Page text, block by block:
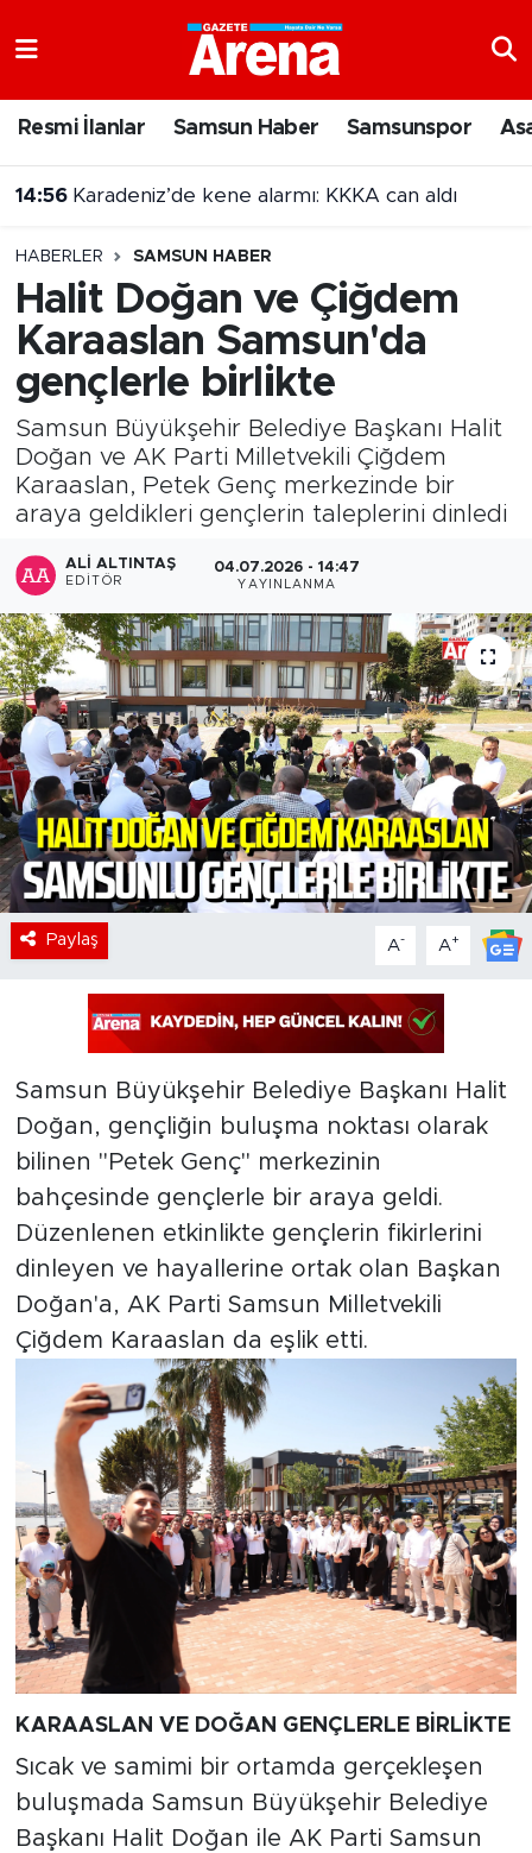
Resmi İlanlar Samsun Haber Samsunspor
14:56 Karadeniz’de kene alarmı: KKKA can aldı
HABERLER SAMSUN HABER
Halit Doğan ve Çiğdem
Karaaslan Samsun'da
gençlerle birlikte
Samsun Büyükşehir Belediye Başkanı Halit
Doğan ve AK Parti Milletvekili Çiğdem
Karaaslan, Petek Genç merkezinde bir
araya geldikleri gençlerin taleplerini dinledi
ALI ALTINTAŞ
EDITÖR
04.07.2026 - 14:47
YAYINLANMA
Paylaş A- A+
Samsun Büyükşehir Belediye Başkanı Halit
Doğan, gençliğin buluşma noktası olarak
bilinen "Petek Genç" merkezinin
bahçesinde gençlerle bir araya geldi.
Düzenlenen etkinlikte gençlerin fikirlerini
dinleyen ve hayallerine ortak olan Başkan
Doğan'a, AK Parti Samsun Milletvekili
Çiğdem Karaaslan da eşlik etti.
KARAASLAN VE DOĞAN GENÇLERLE BİRLİKTE
Sıcak ve samimi bir ortamda gerçekleşen
buluşmada Samsun Büyükşehir Belediye
Başkanı Halit Doğan ile AK Parti Samsun
Süper Lig Puan Durumu ve Fikstür
Tüm Manşetler
Son Dakika Haberleri
Haber Arşivi